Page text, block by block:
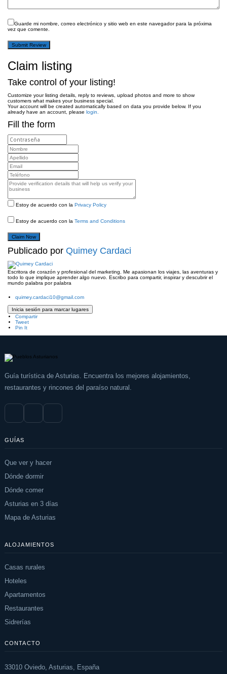
Guarde mi nombre, correo electrónico y sitio web en este navegador para la próxima
vez que comente.
Claim listing
Take control of your listing!
Customize your listing details, reply to reviews, upload photos and more to show
customers what makes your business special.
Your account will be created automatically based on data you provide below. If you
already have an account, please login.
Fill the form
Estoy de acuerdo con la Privacy Policy
Estoy de acuerdo con la Terms and Conditions
Claim Now
Publicado por Quimey Cardaci
Escritora de corazón y profesional del marketing. Me apasionan los viajes, las aventuras y
todo lo que implique aprender algo nuevo. Escribo para compartir, inspirar y descubrir el
mundo palabra por palabra
quimey.cardaci10@gmail.com
Inicia sesión para marcar lugares
Compartir
Tweet
Pin It
Guía turística de Asturias. Encuentra los mejores alojamientos,
restaurantes y rincones del paraíso natural.
GUÍAS
Que ver y hacer
Dónde dormir
Dónde comer
Asturias en 3 días
Mapa de Asturias
ALOJAMIENTOS
Casas rurales
Hoteles
Apartamentos
Restaurantes
Sidrerías
CONTACTO
33010 Oviedo, Asturias, España